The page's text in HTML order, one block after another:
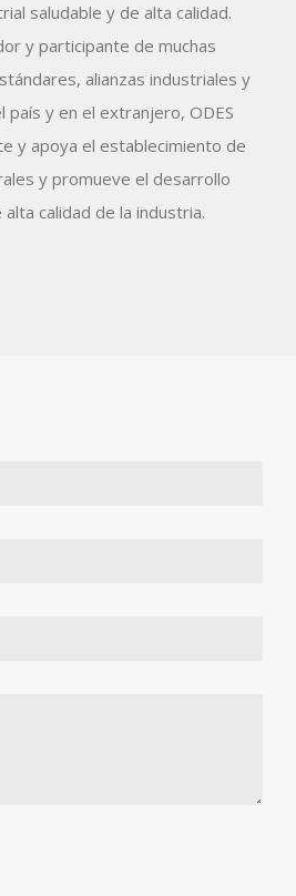
saludable y de alta calidad.
y participante de muchas
alianzas industriales y
país y en el extranjero, ODES
y apoya el establecimiento de
y promueve el desarrollo
calidad de la industria.